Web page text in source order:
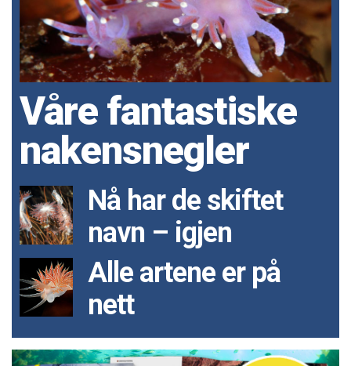
Våre fantastiske
nakensnegler
Nå har de skiftet
navn – igjen
Alle artene er på
nett